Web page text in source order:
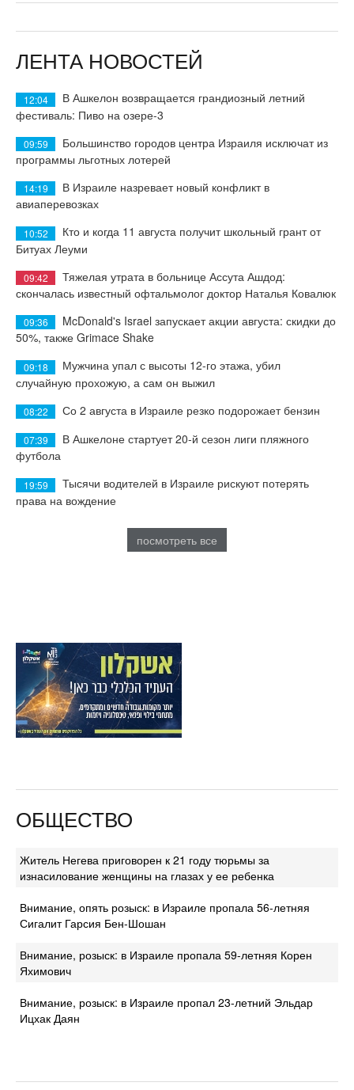
ЛЕНТА НОВОСТЕЙ
12:04
В Ашкелон возвращается грандиозный летний
фестиваль: Пиво на озере-3
09:59
Большинство городов центра Израиля исключат из
программы льготных лотерей
14:19
В Израиле назревает новый конфликт в
авиаперевозках
10:52
Кто и когда 11 августа получит школьный грант от
Битуах Леуми
09:42
Тяжелая утрата в больнице Ассута Ашдод:
скончалась известный офтальмолог доктор Наталья Ковалюк
09:36
McDonald's Israel запускает акции августа: скидки до
50%, также Grimace Shake
09:18
Мужчина упал с высоты 12-го этажа, убил
случайную прохожую, а сам он выжил
08:22 Со 2 августа в Израиле резко подорожает бензин
07:39
В Ашкелоне стартует 20-й сезон лиги пляжного
футбола
19:59
Тысячи водителей в Израиле рискуют потерять
права на вождение
посмотреть все
ОБЩЕСТВО
Житель Негева приговорен к 21 году тюрьмы за
изнасилование женщины на глазах у ее ребенка
Внимание, опять розыск: в Израиле пропала 56-летняя
Сигалит Гарсия Бен-Шошан
Внимание, розыск: в Израиле пропала 59-летняя Корен
Яхимович
Внимание, розыск: в Израиле пропал 23-летний Эльдар
Ицхак Даян